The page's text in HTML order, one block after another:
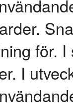
för.
I